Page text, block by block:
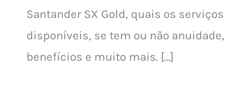
Santander SX Gold, quais os serviços
disponíveis, se tem ou não anuidade,
benefícios e muito mais. […]